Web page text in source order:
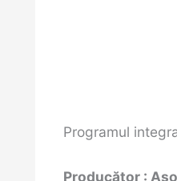
Programul
Producător :